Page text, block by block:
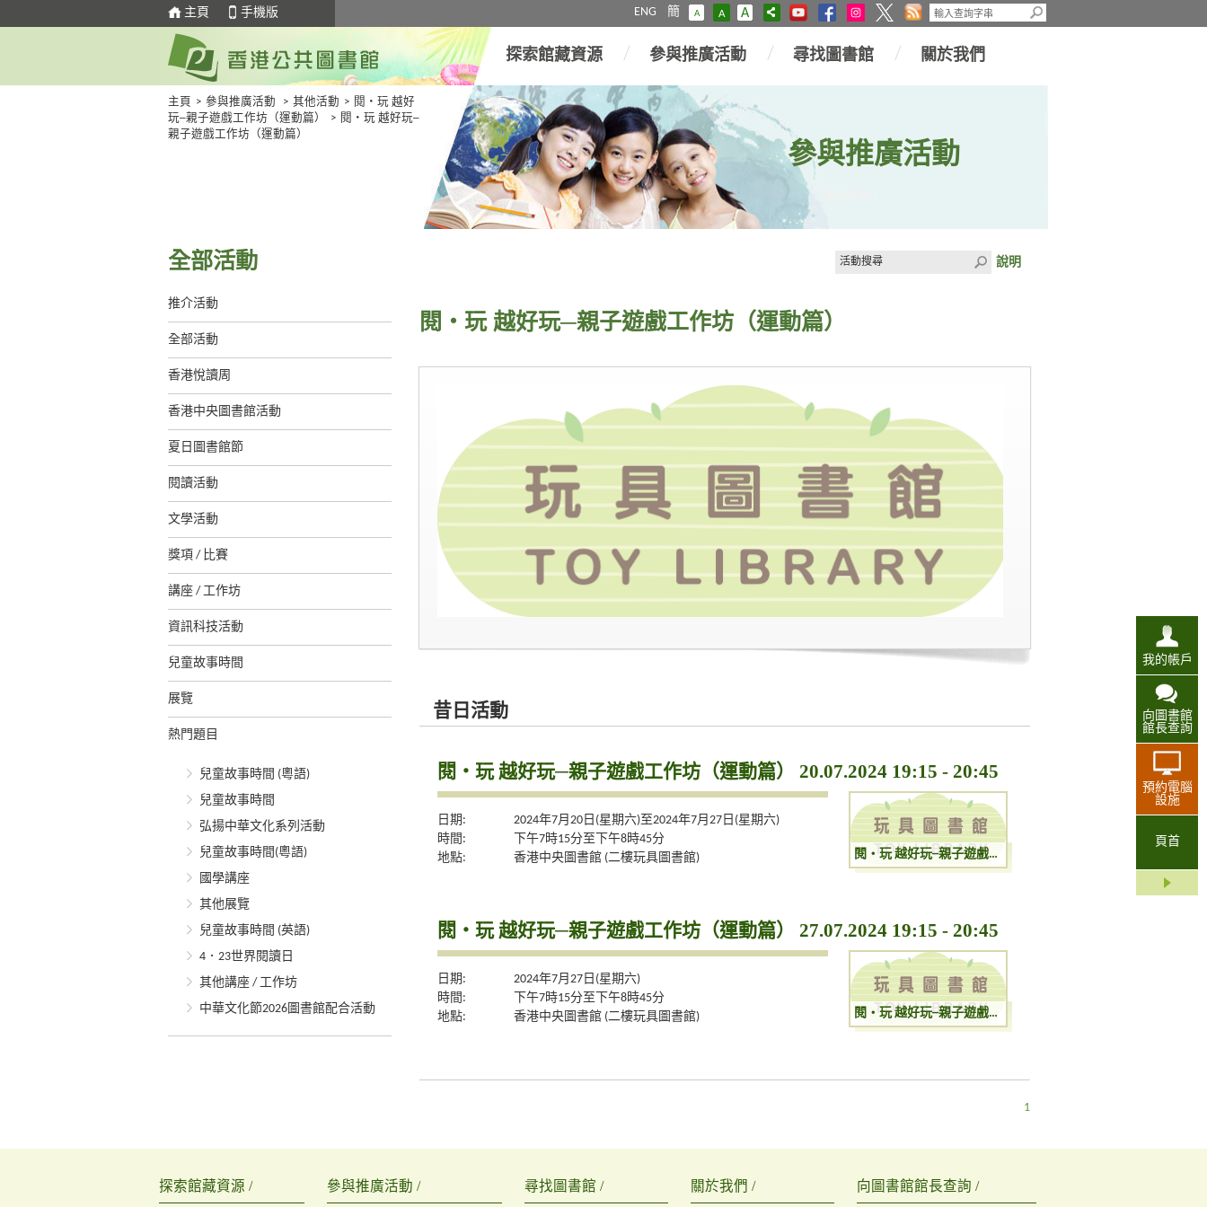
主頁 手機版 ENG 簡 A A A
我的帳戶
向圖書館
館長查詢
預約電腦
設施
頁首
探索館藏資源 參與推廣活動 尋找圖書館 關於我們
主頁 > 參與推廣活動 > 其他活動 > 閱‧玩 越好
玩─親子遊戲工作坊（運動篇）
> 閱‧玩 越好玩─
親子遊戲工作坊（運動篇）
參與推廣活動
全部活動
推介活動
全部活動
香港悅讀周
香港中央圖書館活動
夏日圖書館節
閱讀活動
文學活動
獎項 / 比賽
講座 / 工作坊
資訊科技活動
兒童故事時間
展覽
熱門題目
兒童故事時間 (粵語)
兒童故事時間
弘揚中華文化系列活動
兒童故事時間(粵語)
國學講座
其他展覽
兒童故事時間 (英語)
4．23世界閱讀日
其他講座 / 工作坊
中華文化節2026圖書館配合活動
說明
閱‧玩 越好玩─親子遊戲工作坊（運動篇）
昔日活動
閱‧玩 越好玩─親子遊戲工作坊（運動篇） 20.07.2024 19:15 - 20:45
日期:
2024年7月20日(星期六)至2024年7月27日(星期六)
時間:
下午7時15分至下午8時45分
地點:
香港中央圖書館 (二樓玩具圖書館) 閱‧玩 越好玩─親子遊戲工作坊（運動篇） 20.07.2024 19:15 - 20:45
閱‧玩 越好玩─親子遊戲工作坊（運動篇） 27.07.2024 19:15 - 20:45
日期:
2024年7月27日(星期六)
時間:
下午7時15分至下午8時45分
地點:
香港中央圖書館 (二樓玩具圖書館) 閱‧玩 越好玩─親子遊戲工作坊（運動篇） 27.07.2024 19:15 - 20:45
1
探索館藏資源 / 參與推廣活動 / 尋找圖書館 / 關於我們 / 向圖書館館長查詢 /